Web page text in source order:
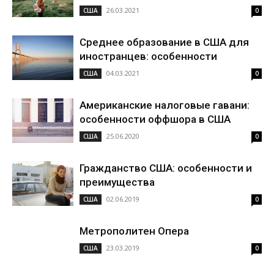
США 26.03.2021 0
Среднее образование в США для
иностранцев: особенности
США 04.03.2021 0
Американские налоговые гавани:
особенности оффшора в США
США 25.06.2020 0
Гражданство США: особенности и
преимущества
США 02.06.2019 0
Метрополитен Опера
США 23.03.2019 0